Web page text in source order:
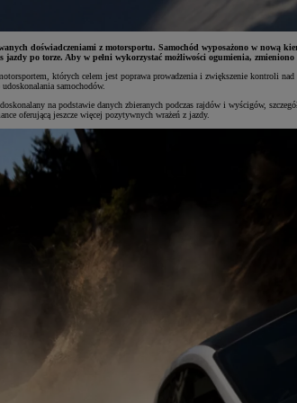
doświadczeniami z motorsportu. Samochód wyposażono w nową
jazdy po torze. Aby w pełni wykorzystać możliwości ogumienia,
których celem jest poprawa prowadzenia i zwiększenie kontroli
samochodów.
na podstawie danych zbieranych podczas rajdów i wyścigów,
oferującą jeszcze więcej pozytywnych wrażeń z jazdy.